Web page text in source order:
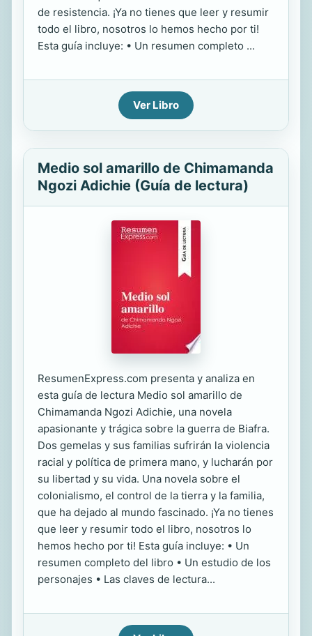
de resistencia. ¡Ya no tienes que leer y resumir
todo el libro, nosotros lo hemos hecho por ti!
Esta guía incluye: • Un resumen completo ...
Ver Libro
Medio sol amarillo de Chimamanda
Ngozi Adichie (Guía de lectura)
ResumenExpress.com presenta y analiza en
esta guía de lectura Medio sol amarillo de
Chimamanda Ngozi Adichie, una novela
apasionante y trágica sobre la guerra de Biafra.
Dos gemelas y sus familias sufrirán la violencia
racial y política de primera mano, y lucharán por
su libertad y su vida. Una novela sobre el
colonialismo, el control de la tierra y la familia,
que ha dejado al mundo fascinado. ¡Ya no tienes
que leer y resumir todo el libro, nosotros lo
hemos hecho por ti! Esta guía incluye: • Un
resumen completo del libro • Un estudio de los
personajes • Las claves de lectura...